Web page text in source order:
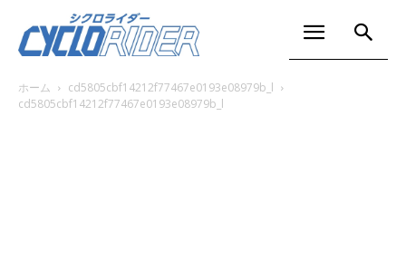
ホーム
cd5805cbf14212f77467e0193e08979b_l
cd5805cbf14212f77467e0193e08979b_l